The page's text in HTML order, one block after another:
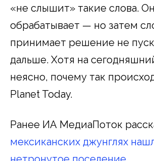
«не слышит» такие слова.
обрабатывает — но затем
принимает решение не
дальше. Хотя на
неясно, почему так
Planet Today.
Ранее ИА МедиаПоток
мексиканских джунглях